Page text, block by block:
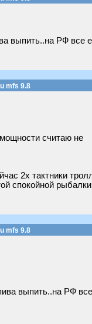
выпить..на РФ все
mfs 9.8
считаю не
2х тактники
спокойной
mfs 9.8
выпить..на РФ